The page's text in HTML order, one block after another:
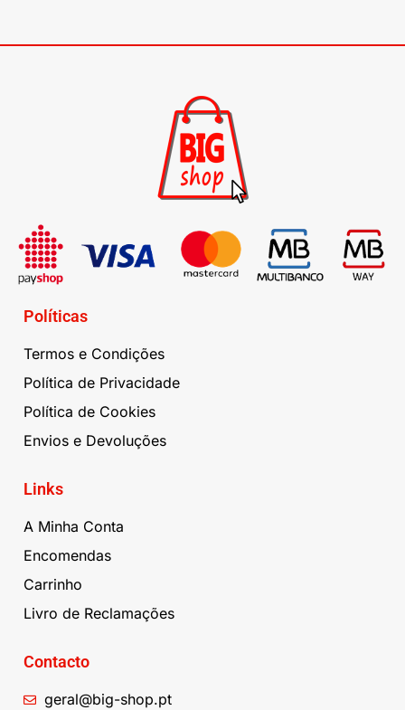
Políticas
Termos e Condições
Política de Privacidade
Política de Cookies
Envios e Devoluções
Links
A Minha Conta
Encomendas
Carrinho
Livro de Reclamações
Contacto
geral@big-shop.pt